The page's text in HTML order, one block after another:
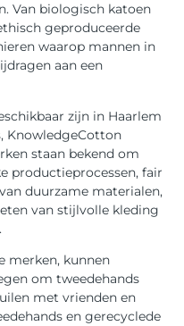
Van biologisch katoen
geproduceerde
waarop mannen in
aan een
zijn in Haarlem
KnowledgeCotton
staan bekend om
productieprocessen, fair
duurzame materialen,
van stijlvolle kleding
merken, kunnen
om tweedehands
met vrienden en
en gerecyclede